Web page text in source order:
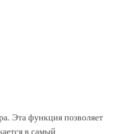
Эта функция позволяет
в самый